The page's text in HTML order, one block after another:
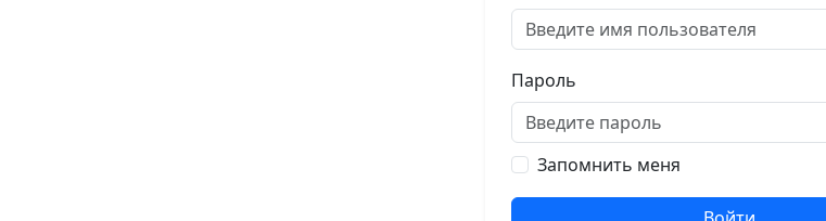
Пароль
Запомнить меня